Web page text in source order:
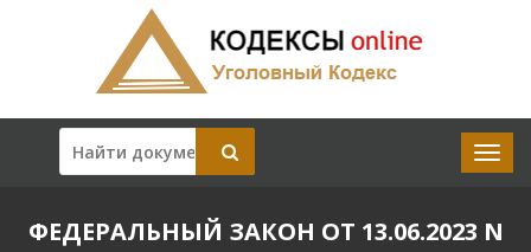
ФЕДЕРАЛЬНЫЙ ЗАКОН ОТ 13.06.2023 N